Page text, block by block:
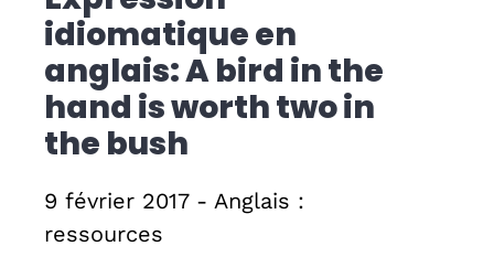
idiomatique en
anglais: A bird in the
hand is worth two in
the bush
9 février 2017 - Anglais :
ressources